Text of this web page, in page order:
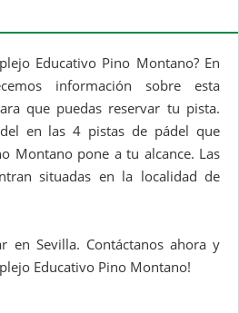
Educativo Pino Montano? En
información sobre esta
que puedas reservar tu pista.
en las 4 pistas de pádel que
Montano pone a tu alcance. Las
situadas en la localidad de
en Sevilla. Contáctanos ahora y
Educativo Pino Montano!